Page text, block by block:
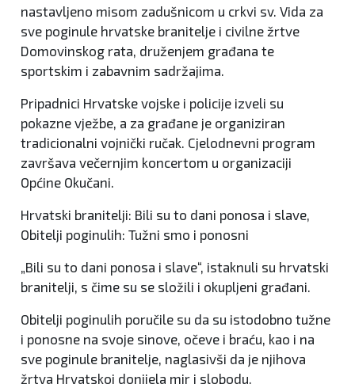
nastavljeno misom zadušnicom u crkvi sv. Vida za
sve poginule hrvatske branitelje i civilne žrtve
Domovinskog rata, druženjem građana te
sportskim i zabavnim sadržajima.
Pripadnici Hrvatske vojske i policije izveli su
pokazne vježbe, a za građane je organiziran
tradicionalni vojnički ručak. Cjelodnevni program
završava večernjim koncertom u organizaciji
Općine Okučani.
Hrvatski branitelji: Bili su to dani ponosa i slave,
Obitelji poginulih: Tužni smo i ponosni
„Bili su to dani ponosa i slave“, istaknuli su hrvatski
branitelji, s čime su se složili i okupljeni građani.
Obitelji poginulih poručile su da su istodobno tužne
i ponosne na svoje sinove, očeve i braću, kao i na
sve poginule branitelje, naglasivši da je njihova
žrtva Hrvatskoj donijela mir i slobodu.